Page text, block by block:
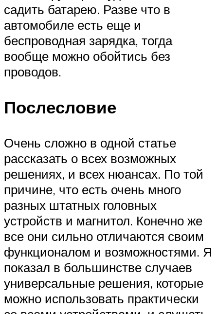
садить батарею. Разве что в
автомобиле есть еще и
беспроводная зарядка, тогда
вообще можно обойтись без
проводов.
Послесловие
Очень сложно в одной статье
рассказать о всех возможных
решениях, и всех нюансах. По той
причине, что есть очень много
разных штатных головных
устройств и магнитол. Конечно же
все они сильно отличаются своим
функционалом и возможностями. Я
показал в большинстве случаев
универсальные решения, которые
можно использовать практически